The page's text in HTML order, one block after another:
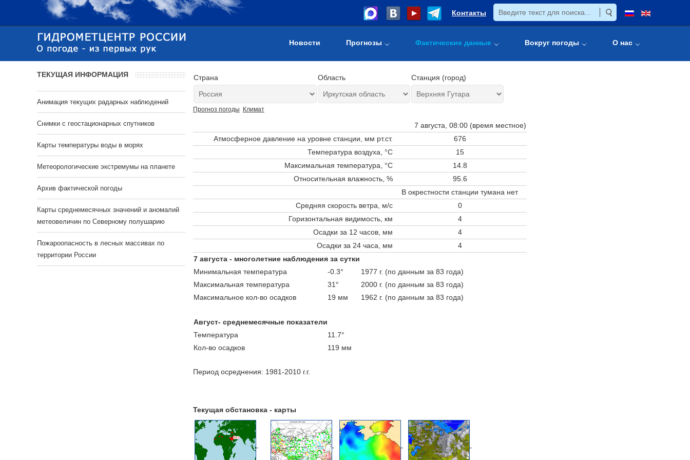
Контакты
Новости Прогнозы Фактические данные Вокруг погоды О нас
Страна Область Станция (город)
Прогноз погоды Климат
7 августа, 08:00 (время местное)
Атмосферное давление на уровне станции, мм рт.ст.
676
Температура воздуха, °C
15
Максимальная температура, °C
14.8
Относительная влажность, %
95.6
В окрестности станции тумана нет
Средняя скорость ветра, м/с
0
Горизонтальная видимость, км
4
Осадки за 12 часов, мм
4
Осадки за 24 часа, мм
4
7 августа - многолетние наблюдения за сутки
Минимальная температура
-0.3°
1977 г. (по данным за 83 года)
Максимальная температура
31°
2000 г. (по данным за 83 года)
Максимальное кол-во осадков
19 мм 1962 г. (по данным за 83 года)
Август- среднемесячные показатели
Температура
11.7°
Кол-во осадков
119 мм
Период осреднения: 1981-2010 г.г.
Текущая обстановка - карты
ТЕКУЩАЯ ИНФОРМАЦИЯ
Анимация текущих радарных наблюдений
Cнимки с геостационарных спутников
Карты температуры воды в морях
Метеорологические экстремумы на планете
Архив фактической погоды
Карты среднемесячных значений и аномалий
метеовеличин по Северному полушарию
Пожароопасность в лесных массивах по
территории России